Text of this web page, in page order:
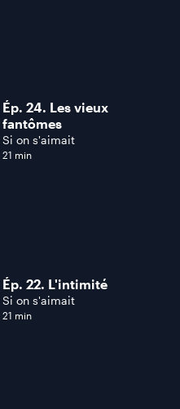
Ép. 24. Les vieux
fantômes
Si on s'aimait
21 min
Ép. 22. L'intimité
Si on s'aimait
21 min